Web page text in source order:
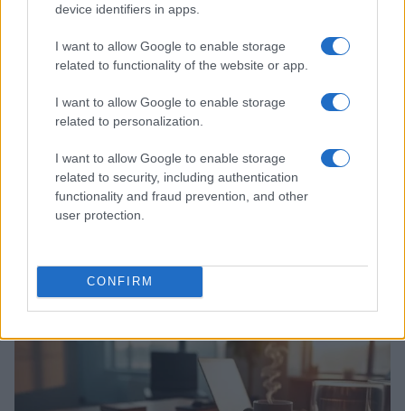
device identifiers in apps.
I want to allow Google to enable storage
related to functionality of the website or app.
I want to allow Google to enable storage
related to personalization.
I want to allow Google to enable storage
related to security, including authentication
functionality and fraud prevention, and other
user protection.
CONFIRM
Martina Marchesi · 10 Lug 2026